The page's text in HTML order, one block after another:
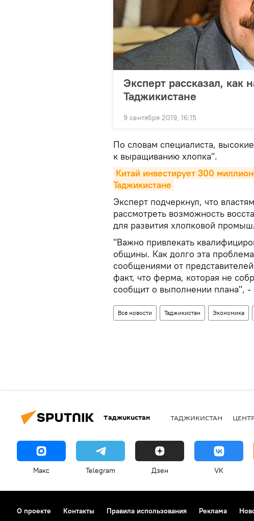
Эксперт рассказал, как
Таджикистане
9 сентября 2019, 16:15
По словам специалиста,
к выращиванию хлопка".
Китай инвестирует 300
Таджикистане
Эксперт подчеркнул, что
рассмотреть возможность
для развития хлопковой
"Важно привлекать
общины. Как долго эта
сообщениями от
факт, что ферма, которая не
сообщит о выполнении плана", -
Все новости Таджикистан Экономика
Таджикистан ТАДЖИКИСТАН
Макс Telegram Дзен VK
О проекте Контакты Правила использования Реклама